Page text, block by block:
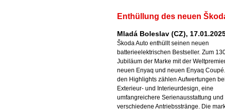
Enthüllung des neuen
Mladá Boleslav (CZ),
Škoda Auto enthüllt seinen neuen
batterieelektrischen Bestseller. Zum
Jubiläum der Marke mit der
neuen Enyaq und neuen Enyaq
den Highlights zählen Aufwertungen
Exterieur- und Interieurdesign, eine
umfangreichere Serienausstattung und
verschiedene Antriebsstränge. Die